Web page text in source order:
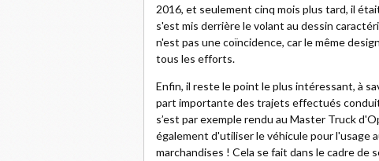
2016, et seulement cinq mois plus tard, il
s'est mis derrière le volant au dessin
n'est pas une coïncidence, car le même
tous les efforts.
Enfin, il reste le point le plus intéressant, à
part importante des trajets effectués
s’est par exemple rendu au Master Truck
également d'utiliser le véhicule pour l'usage
marchandises ! Cela se fait dans le cadre